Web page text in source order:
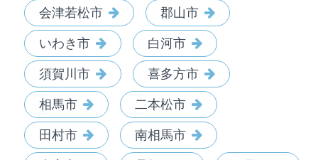
会津若松市 郡山市
いわき市 白河市
須賀川市 喜多方市
相馬市 二本松市
田村市 南相馬市